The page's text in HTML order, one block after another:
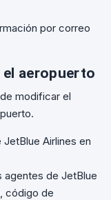
por correo
aeropuerto
modificar el
Airlines en
agentes de JetBlue
código de